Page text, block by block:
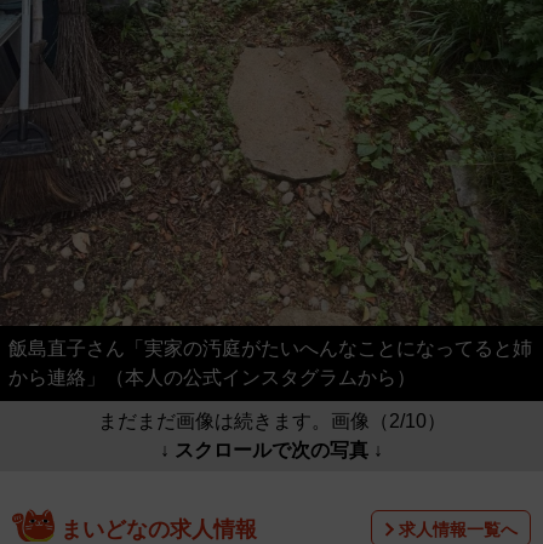
飯島直子さん「実家の汚庭がたいへんなことになってると姉
から連絡」（本人の公式インスタグラムから）
まだまだ画像は続きます。画像（2/10）
↓ スクロールで次の写真 ↓
まいどなの求人情報 求人情報一覧へ